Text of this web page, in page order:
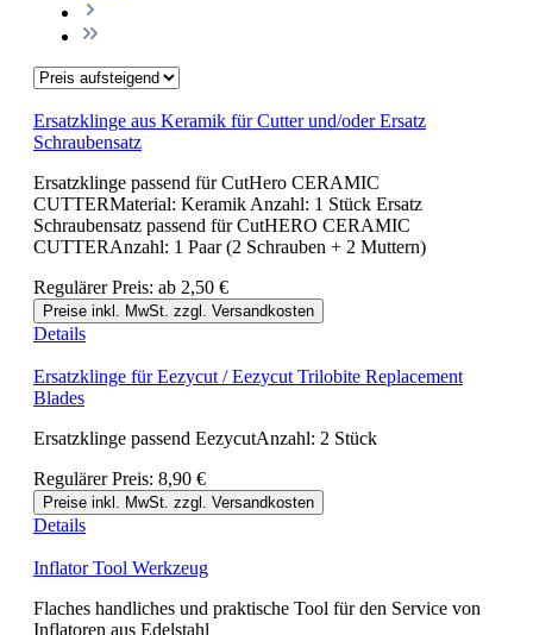
Ersatzklinge aus Keramik für Cutter und/oder Ersatz
Schraubensatz
Ersatzklinge passend für CutHero CERAMIC
CUTTERMaterial: Keramik Anzahl: 1 Stück Ersatz
Schraubensatz passend für CutHERO CERAMIC
CUTTERAnzahl: 1 Paar (2 Schrauben + 2 Muttern)
Regulärer Preis: ab 2,50 €
Preise inkl. MwSt. zzgl. Versandkosten
Details
Ersatzklinge für Eezycut / Eezycut Trilobite Replacement
Blades
Ersatzklinge passend EezycutAnzahl: 2 Stück
Regulärer Preis: 8,90 €
Preise inkl. MwSt. zzgl. Versandkosten
Details
Inflator Tool Werkzeug
Flaches handliches und praktische Tool für den Service von
Inflatoren aus Edelstahl